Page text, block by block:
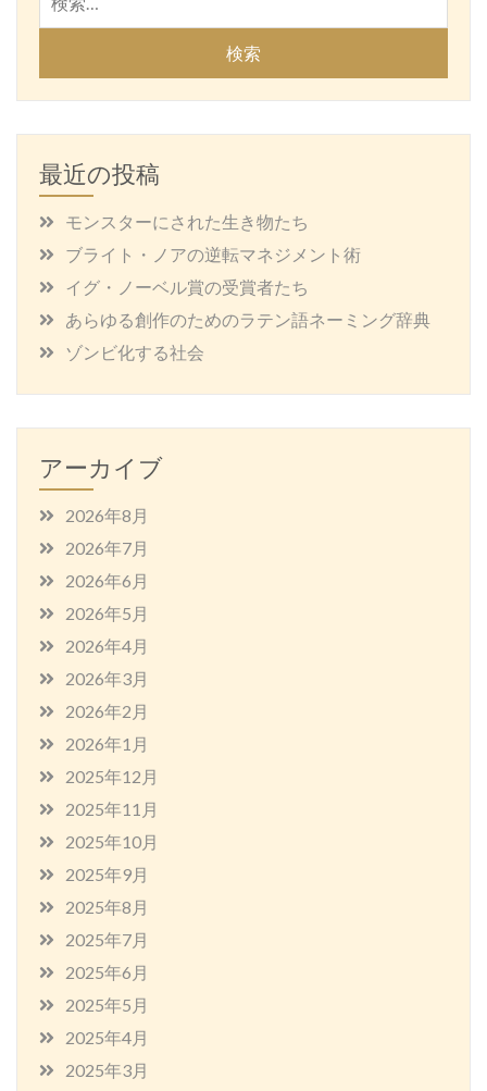
索:
最近の投稿
モンスターにされた生き物たち
ブライト・ノアの逆転マネジメント術
イグ・ノーベル賞の受賞者たち
あらゆる創作のためのラテン語ネーミング辞典
ゾンビ化する社会
アーカイブ
2026年8月
2026年7月
2026年6月
2026年5月
2026年4月
2026年3月
2026年2月
2026年1月
2025年12月
2025年11月
2025年10月
2025年9月
2025年8月
2025年7月
2025年6月
2025年5月
2025年4月
2025年3月